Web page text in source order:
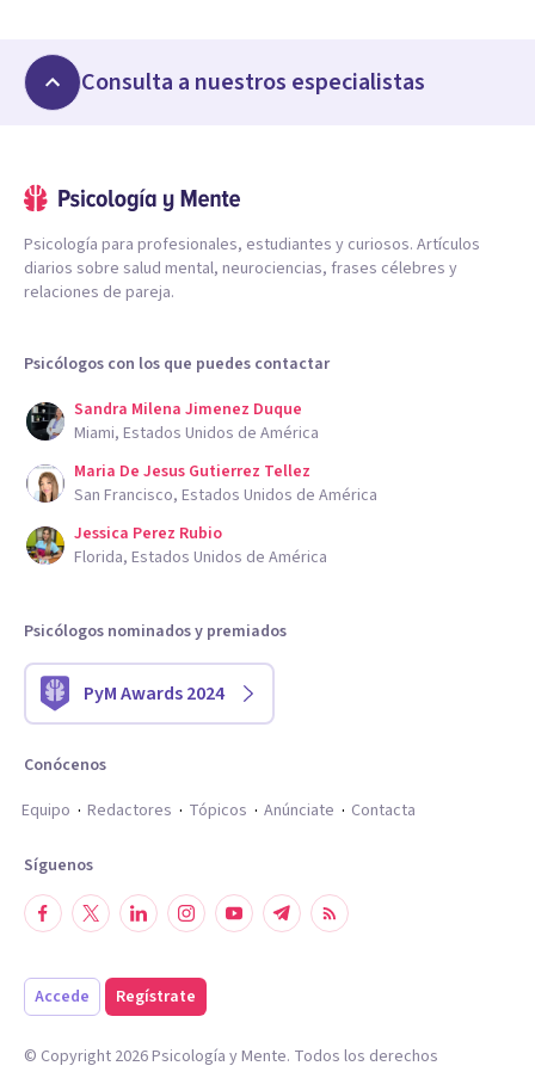
Consulta a nuestros especialistas
Psicología para profesionales, estudiantes y curiosos. Artículos
diarios sobre salud mental, neurociencias, frases célebres y
relaciones de pareja.
Psicólogos con los que puedes contactar
Sandra Milena Jimenez Duque
Miami, Estados Unidos de América
Maria De Jesus Gutierrez Tellez
San Francisco, Estados Unidos de América
Jessica Perez Rubio
Florida, Estados Unidos de América
Psicólogos nominados y premiados
PyM Awards 2024
Conócenos
Equipo
Redactores Tópicos Anúnciate Contacta
Síguenos
Accede Regístrate
© Copyright 2026Psicología y Mente. Todos los derechos